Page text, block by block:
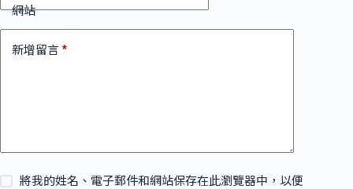
網站
新增留言 *
將我的姓名、電子郵件和網站保存在此瀏覽器中，以便